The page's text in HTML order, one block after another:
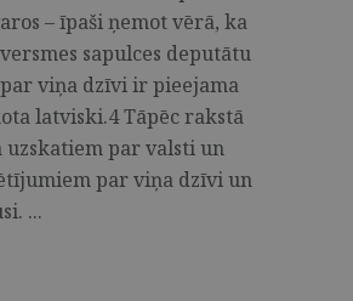
– īpaši ņemot vērā, ka
sapulces deputātu
viņa dzīvi ir pieejama
latviski.4 Tāpēc rakstā
uzskatiem par valsti un
par viņa dzīvi un
...